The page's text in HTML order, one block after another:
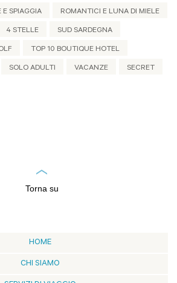
E SPIAGGIA ROMANTICI E LUNA DI MIELE
4 STELLE SUD SARDEGNA
TOP 10 BOUTIQUE HOTEL
SOLO ADULTI VACANZE SECRET
Torna su
HOME
CHI SIAMO